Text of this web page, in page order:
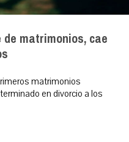
de matrimonios, cae
matrimonios
en divorcio a los